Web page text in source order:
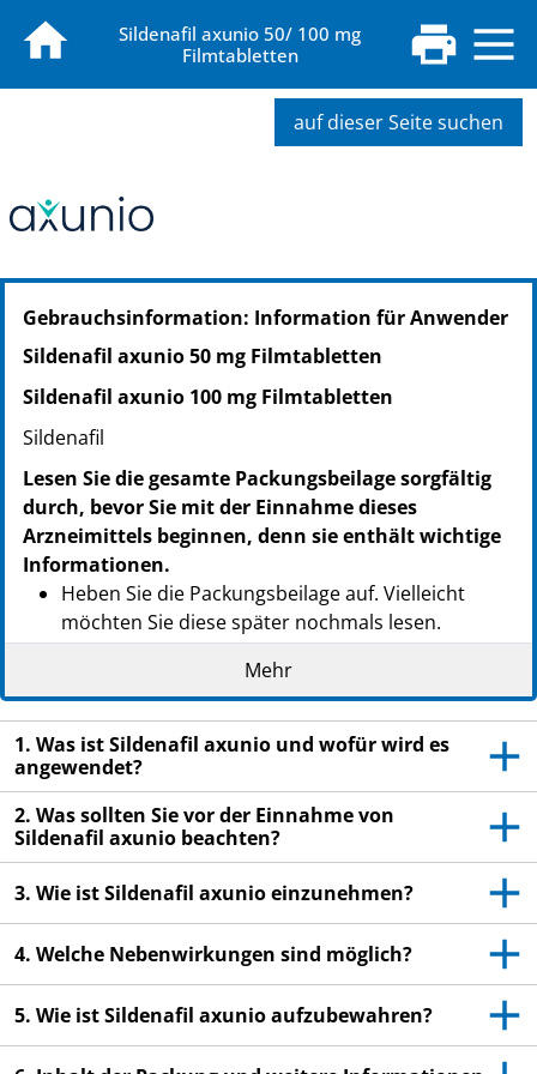
Sildenafil axunio 50/ 100 mg
Filmtabletten
auf dieser Seite suchen
PZN: 18337071
PPN: 111833707147
Gebrauchsinformation: Information für Anwender
Sildenafil axunio 50 mg Filmtabletten
Sildenafil axunio 100 mg Filmtabletten
Sildenafil
Lesen Sie die gesamte Packungsbeilage sorgfältig
durch, bevor Sie mit der Einnahme dieses
Arzneimittels beginnen, denn sie enthält wichtige
Informationen.
Heben Sie die Packungsbeilage auf. Vielleicht
möchten Sie diese später nochmals lesen.
Wenn Sie weitere Fragen haben, wenden Sie sich
an Ihren Arzt oder Apotheker.
Dieses Arzneimittel wurde Ihnen persönlich
verschrieben. Geben Sie es nicht an Dritte weiter.
Es kann anderen Menschen schaden, auch wenn
diese die gleichen Beschwerden haben wie Sie.
Wenn Sie Nebenwirkungen bemerken, wenden Sie
sich an Ihren Arzt oder Apotheker. Dies gilt auch
für Nebenwirkungen, die nicht in dieser
Packungsbeilage angegeben sind. Siehe Abschnitt
Mehr
1. Was ist Sildenafil axunio und wofür wird es
angewendet?
2. Was sollten Sie vor der Einnahme von
Sildenafil axunio beachten?
3. Wie ist Sildenafil axunio einzunehmen?
4. Welche Nebenwirkungen sind möglich?
5. Wie ist Sildenafil axunio aufzubewahren?